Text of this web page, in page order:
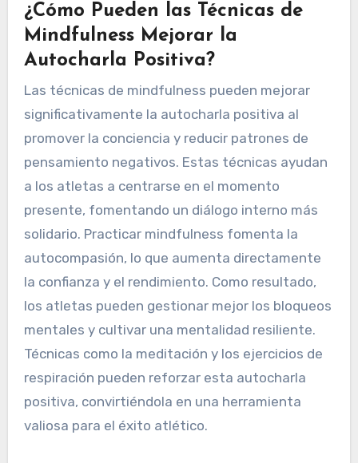
¿Cómo Pueden las Técnicas de
Mindfulness Mejorar la
Autocharla Positiva?
Las técnicas de mindfulness pueden mejorar
significativamente la autocharla positiva al
promover la conciencia y reducir patrones de
pensamiento negativos. Estas técnicas ayudan
a los atletas a centrarse en el momento
presente, fomentando un diálogo interno más
solidario. Practicar mindfulness fomenta la
autocompasión, lo que aumenta directamente
la confianza y el rendimiento. Como resultado,
los atletas pueden gestionar mejor los bloqueos
mentales y cultivar una mentalidad resiliente.
Técnicas como la meditación y los ejercicios de
respiración pueden reforzar esta autocharla
positiva, convirtiéndola en una herramienta
valiosa para el éxito atlético.